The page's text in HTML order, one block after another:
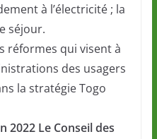
à l’électricité ; la
séjour.
réformes qui visent à
des usagers
la stratégie Togo
2022 Le Conseil des